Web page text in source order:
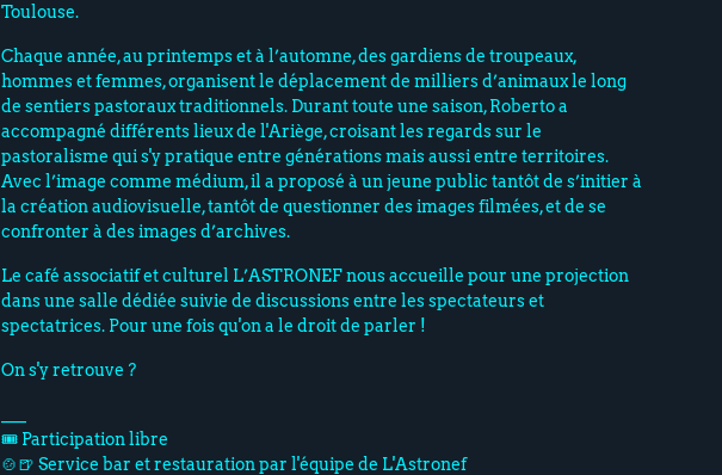
Toulouse.
Chaque année, au printemps et à l’automne, des gardiens de troupeaux,
hommes et femmes, organisent le déplacement de milliers d’animaux le long
de sentiers pastoraux traditionnels. Durant toute une saison, Roberto a
accompagné différents lieux de l'Ariège, croisant les regards sur le
pastoralisme qui s'y pratique entre générations mais aussi entre territoires.
Avec l’image comme médium, il a proposé à un jeune public tantôt de s’initier à
la création audiovisuelle, tantôt de questionner des images filmées, et de se
confronter à des images d’archives.
Le café associatif et culturel L’ASTRONEF nous accueille pour une projection
dans une salle dédiée suivie de discussions entre les spectateurs et
spectatrices. Pour une fois qu'on a le droit de parler !
On s'y retrouve ?
🎟️ Participation libre
🍲🍺 Service bar et restauration par l'équipe de L'Astronef